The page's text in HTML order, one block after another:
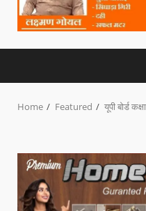
Home Featured यूपी बोर्ड